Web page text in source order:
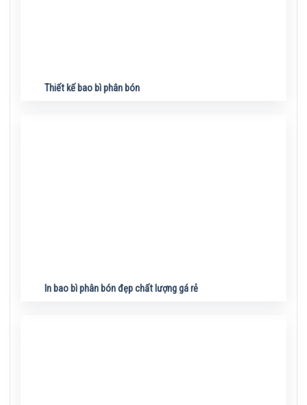
Thiết kế bao bì phân bón
In bao bì phân bón đẹp chất lượng gá rẻ